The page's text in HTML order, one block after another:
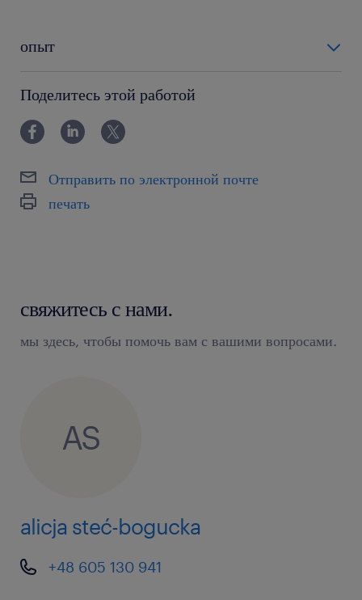
опыт
Поделитесь этой работой
Отправить по электронной почте
печать
свяжитесь с нами.
мы здесь, чтобы помочь вам с вашими вопросами.
AS
alicja steć-bogucka
+48 605 130 941